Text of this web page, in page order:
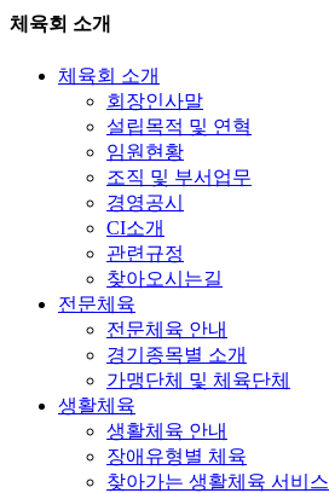
체육회 소개
체육회 소개
회장인사말
설립목적 및 연혁
임원현황
조직 및 부서업무
경영공시
CI소개
관련규정
찾아오시는길
전문체육
전문체육 안내
경기종목별 소개
가맹단체 및 체육단체
생활체육
생활체육 안내
장애유형별 체육
찾아가는 생활체육 서비스